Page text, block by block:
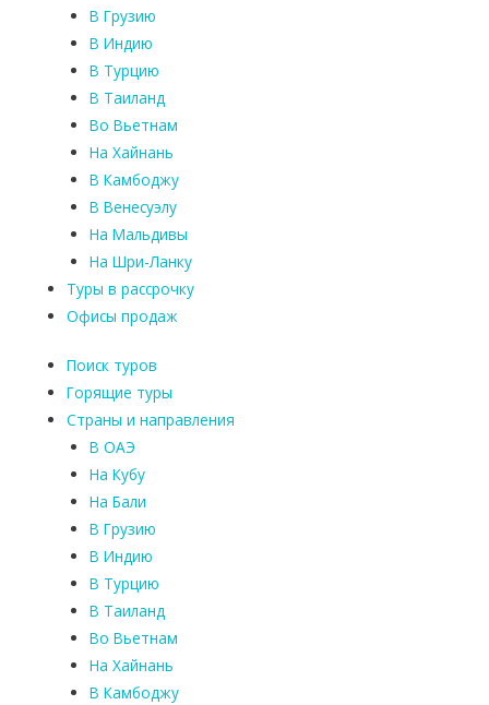
В Грузию
В Индию
В Турцию
В Таиланд
Во Вьетнам
На Хайнань
В Камбоджу
В Венесуэлу
На Мальдивы
На Шри-Ланку
Туры в рассрочку
Офисы продаж
Поиск туров
Горящие туры
Страны и направления
В ОАЭ
На Кубу
На Бали
В Грузию
В Индию
В Турцию
В Таиланд
Во Вьетнам
На Хайнань
В Камбоджу